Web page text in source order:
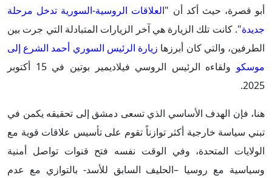
أبو قصرة، حيث أكد أن "العلاقات الروسية-السورية تدخل مرحلة
جديدة". كانت تلك الزيارة هي آخر الزيارات المتبادلة التي جرت بين
الطرفين، والتي كان أبرزها زيارة الرئيس السوري أحمد الشرع إلى
موسكو
ولقاءه الرئيس الروسي فيلاديمير بوتين في 15 أكتوبر
2025.
هنا، فإن الهدف الأساسي الذي تسعى دمشق إلى تحقيقه يكمن في
تبني سياسة خارجية أكثر توازناً تقوم على تأسيس علاقات قوية مع
الولايات المتحدة، وفي الوقت نفسه فتح قنوات تواصل أمنية
وسياسية مع روسيا –الحليف السابق للأسد- بالتوازي مع عدم